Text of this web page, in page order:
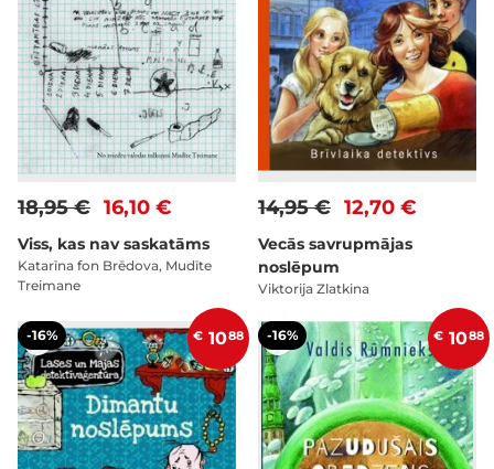
16,10 €
18,95 €
Viss, kas nav saskatāms
Katarīna fon Brēdova, Mudīte
Treimane
12,70 €
14,95 €
Vecās savrupmājas
noslēpum
Viktorija Zlatkina
-16% € 1088 -16% € 1088